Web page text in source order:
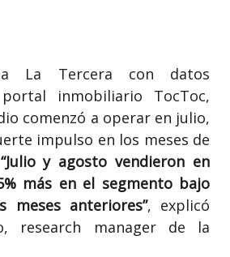
La Tercera con datos
inmobiliario TocToc,
comenzó a operar en julio,
impulso en los meses de
“Julio y agosto vendieron en
más en el segmento bajo
meses anteriores”, explicó
research manager de la